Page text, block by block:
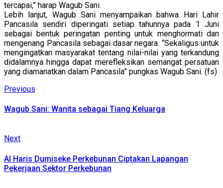
tercapai,” harap Wagub Sani.
Lebih lanjut, Wagub Sani menyampaikan bahwa Hari Lahir
Pancasila sendiri diperingati setiap tahunnya pada 1 Juni
sebagai bentuk peringatan penting untuk menghormati dan
mengenang Pancasila sebagai dasar negara. “Sekaligus untuk
mengingatkan masyarakat tentang nilai-nilai yang terkandung
didalamnya hingga dapat merefleksikan semangat persatuan
yang diamanatkan dalam Pancasila” pungkas Wagub Sani. (fs)
Continue
Reading
Previous
Wagub Sani: Wanita sebagai Tiang Keluarga
NextNext
Al Haris Dumiseke Perkebunan Ciptakan Lapangan
Pekerjaan Sektor Perkebunan